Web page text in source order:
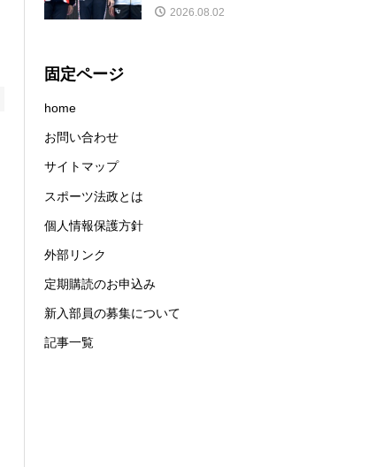
2026.08.02
固定ページ
home
お問い合わせ
サイトマップ
スポーツ法政とは
個人情報保護方針
外部リンク
定期購読のお申込み
新入部員の募集について
記事一覧